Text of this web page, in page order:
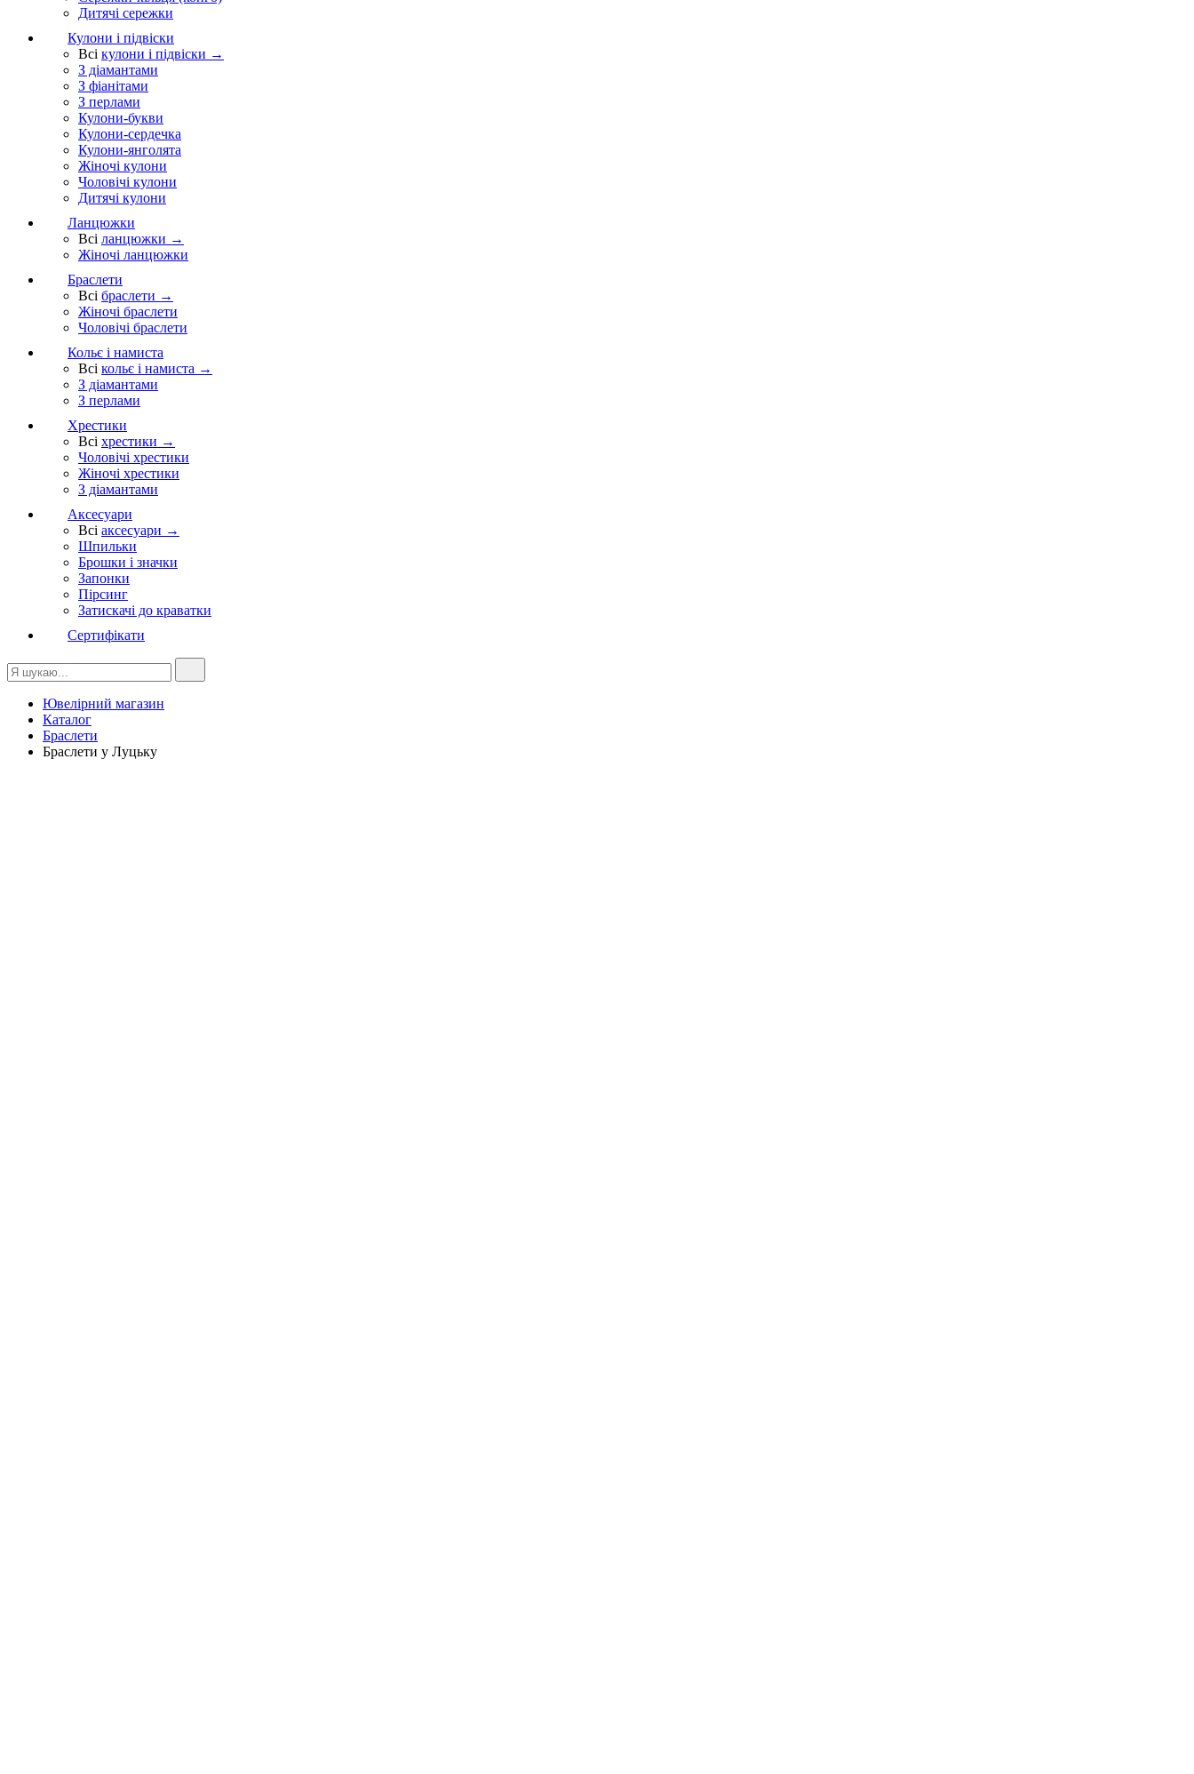
Дитячі сережки
Кулони і підвіски
Всі кулони і підвіски →
З діамантами
З фіанітами
З перлами
Кулони-букви
Кулони-сердечка
Кулони-янголята
Жіночі кулони
Чоловічі кулони
Дитячі кулони
Ланцюжки
Всі ланцюжки →
Жіночі ланцюжки
Браслети
Всі браслети →
Жіночі браслети
Чоловічі браслети
Кольє і намиста
Всі кольє і намиста →
З діамантами
З перлами
Хрестики
Всі хрестики →
Чоловічі хрестики
Жіночі хрестики
З діамантами
Аксесуари
Всі аксесуари →
Шпильки
Брошки і значки
Запонки
Пірсинг
Затискачі до краватки
Сертифікати
Ювелірний магазин
Каталог
Браслети
Браслети у Луцьку